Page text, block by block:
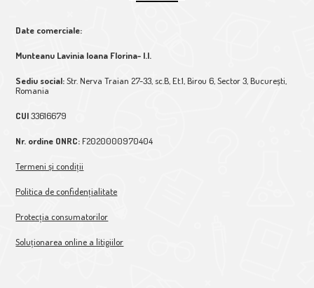
Date comerciale:
Munteanu Lavinia Ioana Florina- I.I.
Sediu social:Str. Nerva Traian 27-33, sc.B, Et.1, Birou 6, Sector 3, București,
Romania
CUI33616679
Nr. ordine ONRC:F2020000970404
Termeni și condiții
Politica de confidențialitate
Protecția consumatorilor
Soluționarea online a litigiilor